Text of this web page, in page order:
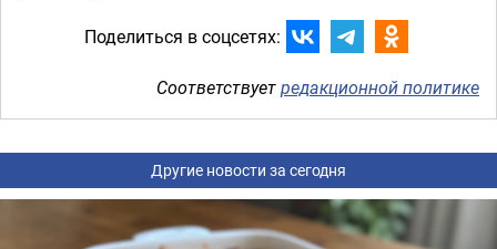
Поделиться в соцсетях:
Соответствуетредакционной политике
Другие новости за сегодня